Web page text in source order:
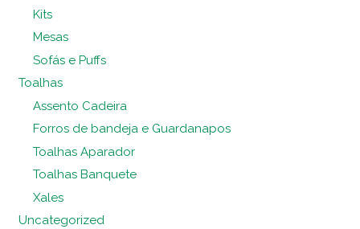
Kits
Mesas
Sofás e Puffs
Toalhas
Assento Cadeira
Forros de bandeja e Guardanapos
Toalhas Aparador
Toalhas Banquete
Xales
Uncategorized